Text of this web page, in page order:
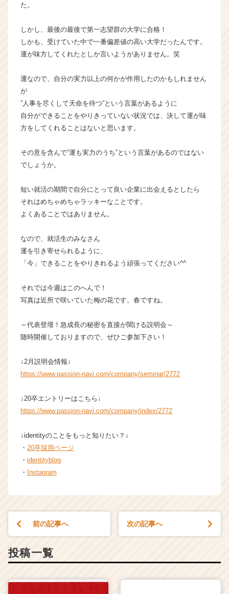
た。
しかし、最後の最後で第一志望群の大学に合格！
しかも、受けていた中で一番偏差値の高い大学だったんです。
運が味方してくれたとしか言いようがありません。笑
運なので、自分の実力以上の何かが作用したのかもしれません
が
”人事を尽くして天命を待つ”という言葉があるように
自分ができることをやりきっていない状況では、決して運が味
方をしてくれることはないと思います。
その意を含んで”運も実力のうち”という言葉があるのではない
でしょうか。
短い就活の期間で自分にとって良い企業に出会えるとしたら
それはめちゃめちゃラッキーなことです。
よくあることではありません。
なので、就活生のみなさん
運を引き寄せられるように、
「今」できることをやりきれるよう頑張ってください^^
それでは今週はこのへんで！
写真は近所で咲いていた梅の花です。春ですね。
～代表登壇！急成長の秘密を直接が聞ける説明会～
随時開催しておりますので、ぜひご参加下さい！
↓2月説明会情報↓
https://www.passion-navi.com/company/seminar/2772
↓20卒エントリーはこちら↓
https://www.passion-navi.com/company/index/2772
↓identityのことをもっと知りたい？↓
・ 20卒採用ページ
・ identityblog
・ Instagram
前の記事へ 次の記事へ
投稿一覧